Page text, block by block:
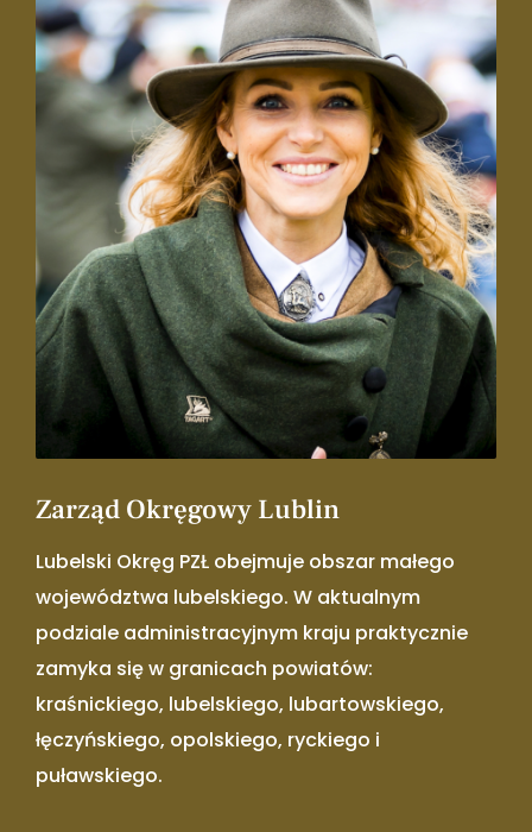
Zarząd Okręgowy Lublin
Lubelski Okręg PZŁ obejmuje obszar małego
województwa lubelskiego. W aktualnym
podziale administracyjnym kraju praktycznie
zamyka się w granicach powiatów:
kraśnickiego, lubelskiego, lubartowskiego,
łęczyńskiego, opolskiego, ryckiego i
puławskiego.